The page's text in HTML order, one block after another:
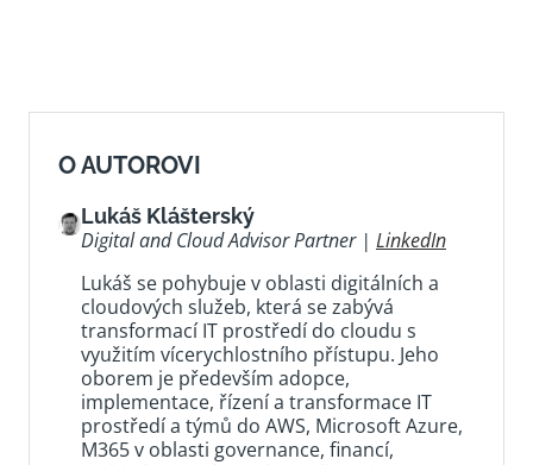
O AUTOROVI
Lukáš Klášterský
Digital and Cloud Advisor Partner | LinkedIn
Lukáš se pohybuje v oblasti digitálních a
cloudových služeb, která se zabývá
transformací IT prostředí do cloudu s
využitím vícerychlostního přístupu. Jeho
oborem je především adopce,
implementace, řízení a transformace IT
prostředí a týmů do AWS, Microsoft Azure,
M365 v oblasti governance, financí,